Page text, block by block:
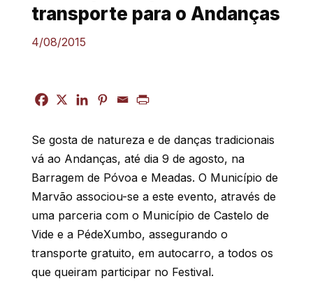
transporte para o Andanças
4/08/2015
Se gosta de natureza e de danças tradicionais
vá ao Andanças, até dia 9 de agosto, na
Barragem de Póvoa e Meadas. O Município de
Marvão associou-se a este evento, através de
uma parceria com o Município de Castelo de
Vide e a PédeXumbo, assegurando o
transporte gratuito, em autocarro, a todos os
que queiram participar no Festival.